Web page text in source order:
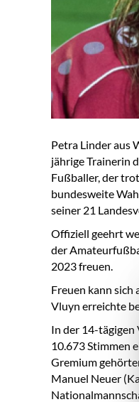
Petra Linder aus
jährige Trainerin
Fußballer, der
bundesweite
seiner 21
Offiziell geehrt
der
2023 freuen.
Freuen kann sich
Vluyn erreichte
In der 14-tägigen
10.673 Stimmen
Gremium
Manuel Neuer